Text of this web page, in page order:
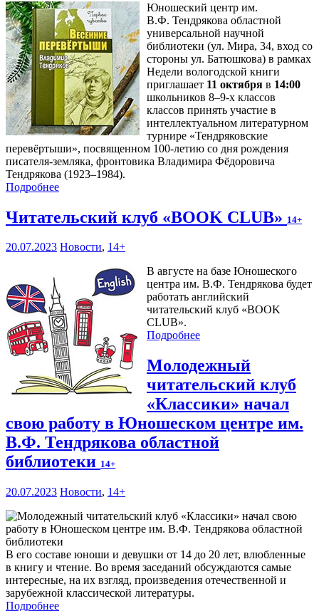
Юношеский центр им.
В.Ф. Тендрякова областной
универсальной научной
библиотеки (ул. Мира, 34, вход со
стороны ул. Батюшкова) в рамках
Недели вологодской книги
приглашает 11 октября в 14:00
школьников 8–9-х классов
классов принять участие в
интеллектуальном литературном
турнире «Тендряковские
перевёртыши», посвященном 100-летию со дня рождения
писателя-земляка, фронтовика Владимира Фёдоровича
Тендрякова (1923–1984).
Подробнее
Читательский клуб «BOOK CLUB» 14+
20.07.2023 Новости, 14+
В августе на базе Юношеского
центра им. В.Ф. Тендрякова будет
работать английский
читательский клуб «BOOK
CLUB».
Подробнее
Молодежный
читательский клуб
«Классики» начал
свою работу в Юношеском центре им.
В.Ф. Тендрякова областной
библиотеки 14+
20.07.2023 Новости, 14+
В его составе юноши и девушки от 14 до 20 лет, влюбленные
в книгу и чтение. Во время заседаний обсуждаются самые
интересные, на их взгляд, произведения отечественной и
зарубежной классической литературы.
Подробнее